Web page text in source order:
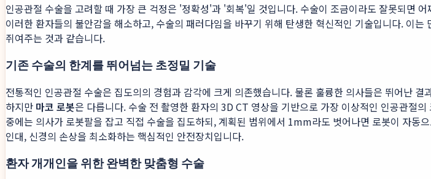
인공관절 수술을 고려할 때 가장 큰 걱정은 '정확성'과 '회복'일 것입니다. 수술이 조금이라도 잘못되면
이러한 환자들의 불안감을 해소하고, 수술의 패러다임을 바꾸기 위해 탄생한 혁신적인 기술입니다. 이
쥐여주는 것과 같습니다.
기존 수술의 한계를 뛰어넘는 초정밀 기술
전통적인 인공관절 수술은 집도의의 경험과 감각에 크게 의존했습니다. 물론 훌륭한 의사들은 뛰어난
하지만 마코 로봇은 다릅니다. 수술 전 촬영한 환자의 3D CT 영상을 기반으로 가장 이상적인 인공관절
중에는 의사가 로봇팔을 잡고 직접 수술을 집도하되, 계획된 범위에서 1mm라도 벗어나면 로봇이 자
인대, 신경의 손상을 최소화하는 핵심적인 안전장치입니다.
환자 개개인을 위한 완벽한 맞춤형 수술